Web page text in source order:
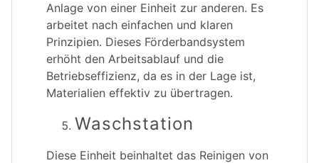
Anlage von einer Einheit zur anderen. Es
arbeitet nach einfachen und klaren
Prinzipien. Dieses Förderbandsystem
erhöht den Arbeitsablauf und die
Betriebseffizienz, da es in der Lage ist,
Materialien effektiv zu übertragen.
Waschstation
Diese Einheit beinhaltet das Reinigen von